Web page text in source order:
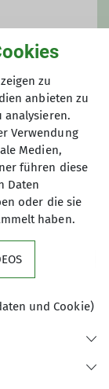
an
mit und
ohne
am
über
zu
anbieten zu
analysieren.
Verwendung
Medien,
führen diese
Daten
oder die sie
haben.
und Cookie)